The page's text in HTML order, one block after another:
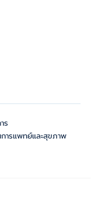
ร
ารแพทย์และสุขภาพ